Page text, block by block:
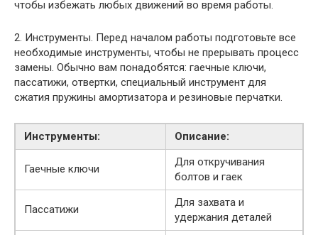
чтобы избежать любых движений во время работы.
2. Инструменты. Перед началом работы подготовьте все
необходимые инструменты, чтобы не прерывать процесс
замены. Обычно вам понадобятся: гаечные ключи,
пассатижи, отвертки, специальный инструмент для
сжатия пружины амортизатора и резиновые перчатки.
Инструменты: Описание:
Гаечные ключи
Для откручивания
болтов и гаек
Пассатижи
Для захвата и
удержания деталей